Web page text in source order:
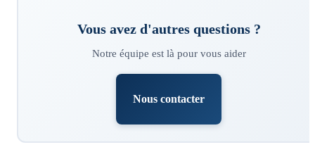
Vous avez d'autres questions ?
Notre équipe est là pour vous aider
Nous contacter